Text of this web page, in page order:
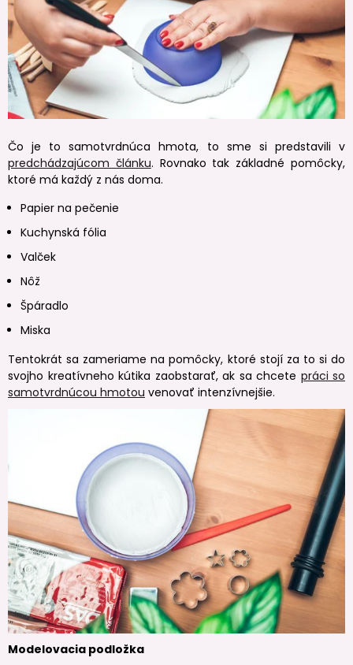
Čo je to samotvrdnúca hmota, to sme si predstavili v
predchádzajúcom článku. Rovnako tak základné pomôcky,
ktoré má každý z nás doma.
Papier na pečenie
Kuchynská fólia
Valček
Nôž
Špáradlo
Miska
Tentokrát sa zameriame na pomôcky, ktoré stojí za to si do
svojho kreatívneho kútika zaobstarať, ak sa chcete práci so
samotvrdnúcou hmotou venovať intenzívnejšie.
Modelovacia podložka